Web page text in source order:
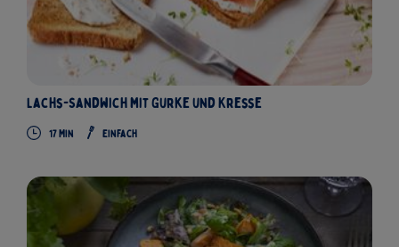
Lachs-Sandwich mit Gurke und Kresse
17 Min Einfach